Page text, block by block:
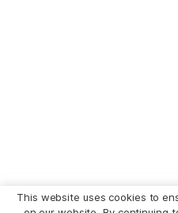
This website uses cookies to